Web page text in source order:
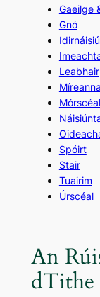
Gaeilge
Gnó
Leabhair
Míreanna
Spóirt
Stair
Tuairim
Úrscéal
An
dTithe